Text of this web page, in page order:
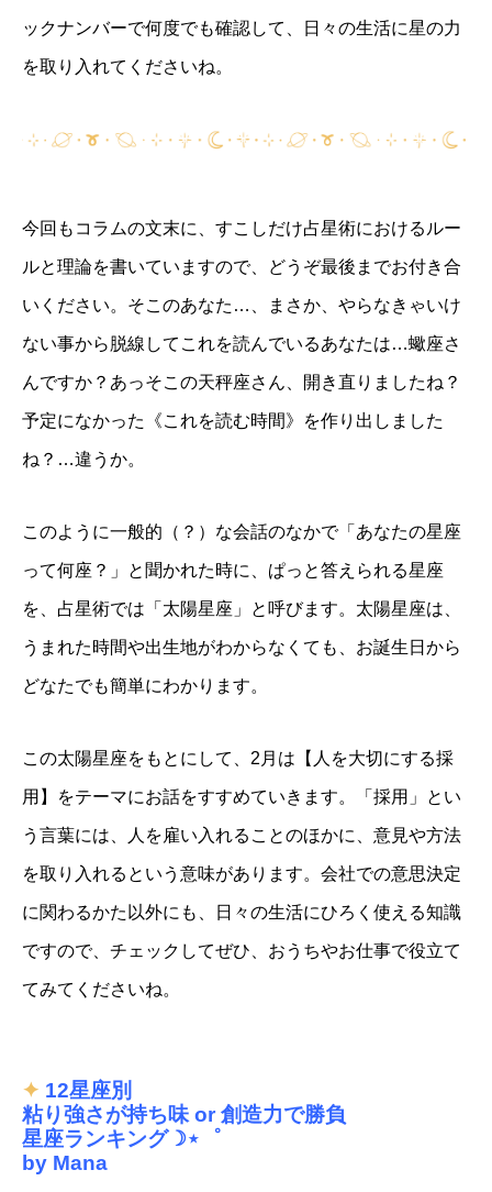
ックナンバーで何度でも確認して、日々の生活に星の力
を取り入れてくださいね。
今回もコラムの文末に、すこしだけ占星術におけるルー
ルと理論を書いていますので、どうぞ最後までお付き合
いください。そこのあなた…、まさか、やらなきゃいけ
ない事から脱線してこれを読んでいるあなたは…蠍座さ
んですか？あっそこの天秤座さん、開き直りましたね？
予定になかった《これを読む時間》を作り出しました
ね？…違うか。
このように一般的（？）な会話のなかで「あなたの星座
って何座？」と聞かれた時に、ぱっと答えられる星座
を、占星術では「太陽星座」と呼びます。太陽星座は、
うまれた時間や出生地がわからなくても、お誕生日から
どなたでも簡単にわかります。
この太陽星座をもとにして、2月は【人を大切にする採
用】をテーマにお話をすすめていきます。「採用」とい
う言葉には、人を雇い入れることのほかに、意見や方法
を取り入れるという意味があります。会社での意思決定
に関わるかた以外にも、日々の生活にひろく使える知識
ですので、チェックしてぜひ、おうちやお仕事で役立て
てみてくださいね。
✦ 12星座別
粘り強さが持ち味 or 創造力で勝負
星座ランキング☽⋆゜
by Mana